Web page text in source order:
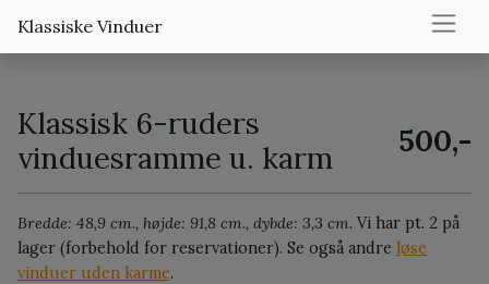
Klassiske Vinduer
Klassisk 6-ruders
vinduesramme u. karm
500,-
Bredde: 48,9 cm., højde: 91,8 cm., dybde: 3,3 cm. Vi har pt. 2 på
lager (forbehold for reservationer). Se også andre løse
vinduer uden karme.